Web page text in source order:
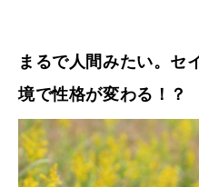
まるで人間みたい。セ
境で性格が変わる！？